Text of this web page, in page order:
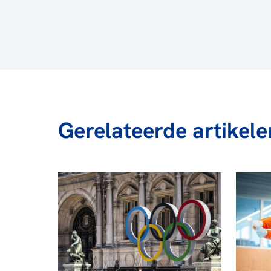
Gerelateerde